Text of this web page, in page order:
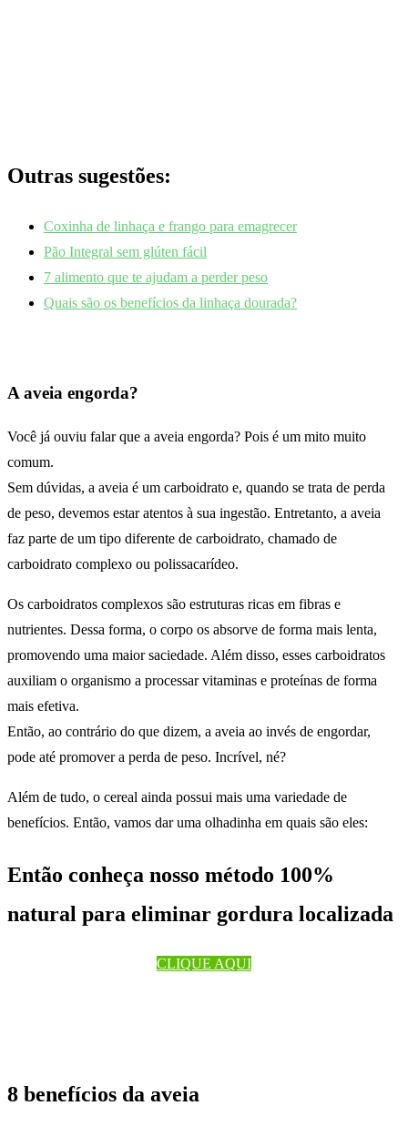
Outras sugestões:
Coxinha de linhaça e frango para emagrecer
Pão Integral sem glúten fácil
7 alimento que te ajudam a perder peso
Quais são os benefícios da linhaça dourada?
A aveia engorda?
Você já ouviu falar que a aveia engorda? Pois é um mito muito
comum.
Sem dúvidas, a aveia é um carboidrato e, quando se trata de perda
de peso, devemos estar atentos à sua ingestão. Entretanto, a aveia
faz parte de um tipo diferente de carboidrato, chamado de
carboidrato complexo ou polissacarídeo.
Os carboidratos complexos são estruturas ricas em fibras e
nutrientes. Dessa forma, o corpo os absorve de forma mais lenta,
promovendo uma maior saciedade. Além disso, esses carboidratos
auxiliam o organismo a processar vitaminas e proteínas de forma
mais efetiva.
Então, ao contrário do que dizem, a aveia ao invés de engordar,
pode até promover a perda de peso. Incrível, né?
Além de tudo, o cereal ainda possui mais uma variedade de
benefícios. Então, vamos dar uma olhadinha em quais são eles:
Então conheça nosso método 100%
natural para eliminar gordura localizada
CLIQUE AQUI
8 benefícios da aveia